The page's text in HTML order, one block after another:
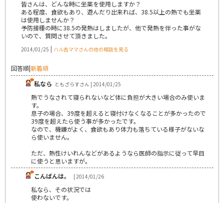
皆さんは、どんな時に坐薬を使用しますか？
ある程度、食欲もあり、遊んだり出来れば、38.5以上の熱でも坐薬
は使用しませんか？
予防接種の時に38.5の発熱はしましたが、他で発熱を伴った事がな
いので、質問させて頂きました。
2014/01/25 | ハル吉ママさんの他の相談を見る
回答順|新着順
私なら ともざらすさん | 2014/01/25
熱でうなされて寝られないなど体に負担が大きい場合のみ使いま
す。
息子の場合、39度を超えると寝付けなくなることが多かったので
39度を超えたら使う事が多かったです。
なので、機嫌がよく、食欲もあり体力も落ちている様子がないな
ら使いません。
ただ、熱性けいれんなどがあるようなら医師の指示に従って早目
に使うと思いますが。
こんばんは。
| 2014/01/26
私なら、その状況では
使わないです。